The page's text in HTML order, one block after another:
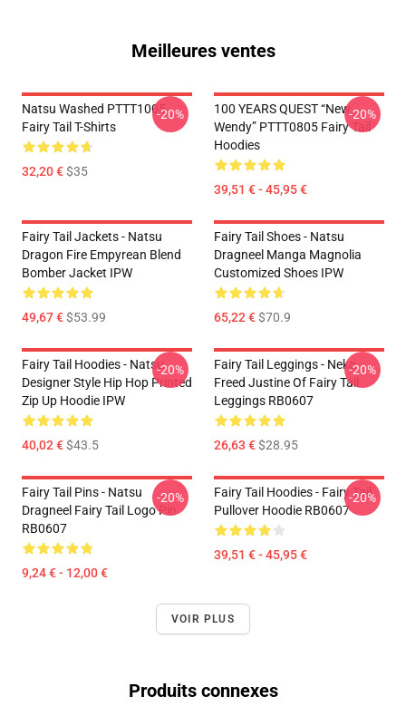
Meilleures ventes
Natsu Washed PTTT1005
Fairy Tail T-Shirts
32,20 €$35
-20%
100 YEARS QUEST “New
Wendy” PTTT0805 Fairy Tail
Hoodies
39,51 € - 45,95 €
-20%
Fairy Tail Jackets - Natsu
Dragon Fire Empyrean Blend
Bomber Jacket IPW
49,67 €$53.99
Fairy Tail Shoes - Natsu
Dragneel Manga Magnolia
Customized Shoes IPW
65,22 €$70.9
Fairy Tail Hoodies - Natsu
Designer Style Hip Hop Printed
Zip Up Hoodie IPW
40,02 €$43.5
-20%
Fairy Tail Leggings - Neko
Freed Justine Of Fairy Tail
Leggings RB0607
26,63 €$28.95
-20%
Fairy Tail Pins - Natsu
Dragneel Fairy Tail Logo Pin
RB0607
9,24 € - 12,00 €
-20%
Fairy Tail Hoodies - Fairy Tail
Pullover Hoodie RB0607
39,51 € - 45,95 €
-20%
VOIR PLUS
Produits connexes